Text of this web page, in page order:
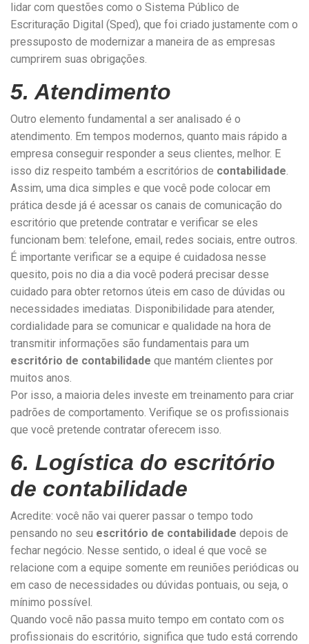
lidar com questões como o Sistema Público de
Escrituração Digital (Sped), que foi criado justamente com o
pressuposto de modernizar a maneira de as empresas
cumprirem suas obrigações.
5. Atendimento
Outro elemento fundamental a ser analisado é o
atendimento. Em tempos modernos, quanto mais rápido a
empresa conseguir responder a seus clientes, melhor. E
isso diz respeito também a escritórios de contabilidade
Assim, uma dica simples e que você pode colocar em
prática desde já é acessar os canais de comunicação do
escritório que pretende contratar e verificar se eles
funcionam bem: telefone, email, redes sociais, entre outros.
É importante verificar se a equipe é cuidadosa nesse
quesito, pois no dia a dia você poderá precisar desse
cuidado para obter retornos úteis em caso de dúvidas ou
necessidades imediatas. Disponibilidade para atender,
cordialidade para se comunicar e qualidade na hora de
transmitir informações são fundamentais para um
escritório de contabilidade que mantém clientes por
muitos anos.
Por isso, a maioria deles investe em treinamento para criar
padrões de comportamento. Verifique se os profissionais
que você pretende contratar oferecem isso.
6. Logística do escritório
de contabilidade
Acredite: você não vai querer passar o tempo todo
pensando no seu escritório de contabilidade depois de
fechar negócio. Nesse sentido, o ideal é que você se
relacione com a equipe somente em reuniões periódicas ou
em caso de necessidades ou dúvidas pontuais, ou seja, o
mínimo possível.
Quando você não passa muito tempo em contato com os
profissionais do escritório, significa que tudo está correndo